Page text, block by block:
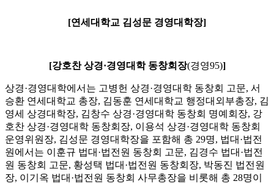
[연세대학교 김성문 경영대학장]
[강호찬 상경·경영대학 동창회장(경영95)]
상경·경영대학에서는 고병헌 상경·경영대학 동창회 고문, 서
승환 연세대학교 총장, 김동훈 연세대학교 행정대외부총장, 김
영세 상경대학장, 김창수 상경·경영대학 동창회 명예회장, 강
호찬 상경·경영대학 동창회장, 이용석 상경·경영대학 동창회
운영위원장, 김성문 경영대학장을 포함해 총 29명, 법대·법전
원에서는 이훈규 법대·법전원 동창회 고문, 김경수 법대·법전
원 동창회 고문, 황성택 법대·법전원 동창회장, 박동진 법전원
장, 이기옥 법대·법전원 동창회 사무총장을 비롯해 총 28명이